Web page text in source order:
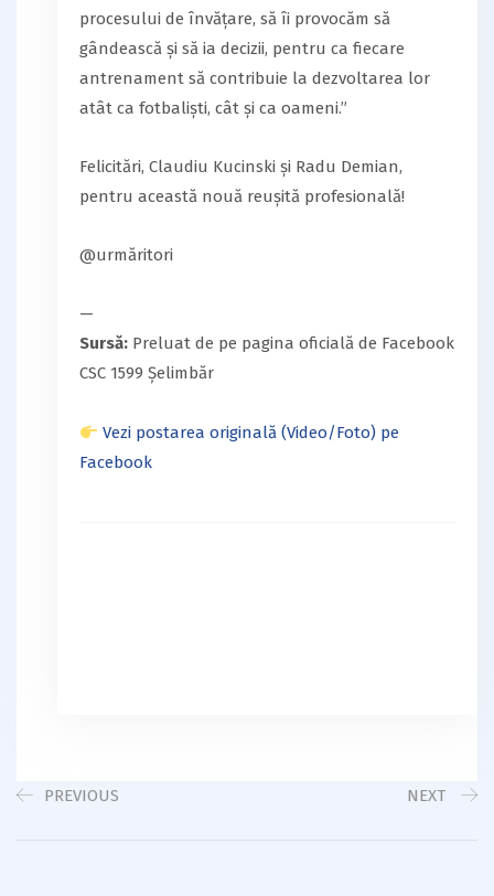
procesului de învățare, să îi provocăm să
gândească și să ia decizii, pentru ca fiecare
antrenament să contribuie la dezvoltarea lor
atât ca fotbaliști, cât și ca oameni.”
Felicitări, Claudiu Kucinski și Radu Demian,
pentru această nouă reușită profesională!
@urmăritori
—
Sursă: Preluat de pe pagina oficială de Facebook
CSC 1599 Șelimbăr
Vezi postarea originală (Video/Foto) pe
Facebook
PREVIOUS NEXT